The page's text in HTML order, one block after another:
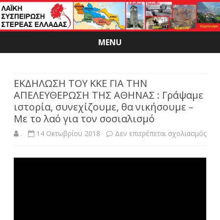
MENU
Skip
ΕΚΔΗΛΩΣΗ ΤΟΥ ΚΚΕ ΓΙΑ ΤΗΝ
ΑΠΕΛΕΥΘΕΡΩΣΗ ΤΗΣ ΑΘΗΝΑΣ : Γράψαμε
ιστορία, συνεχίζουμε, θα νικήσουμε –
Με το λαό για τον σοσιαλισμό
. 14 Οκτωβρίου 2018 Δεν επιτρέπεται σχολιασμόςστο